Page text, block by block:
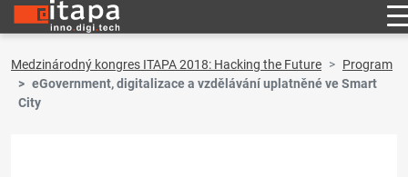
Medzinárodný kongres ITAPA 2018: Hacking the Future
Program
eGovernment, digitalizace a vzdělávání uplatněné ve Smart
City